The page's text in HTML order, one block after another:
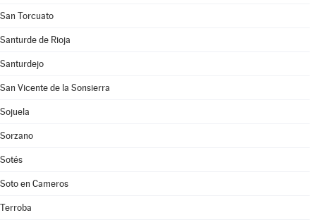
San Torcuato
Santurde de Rioja
Santurdejo
San Vicente de la Sonsierra
Sojuela
Sorzano
Sotés
Soto en Cameros
Terroba